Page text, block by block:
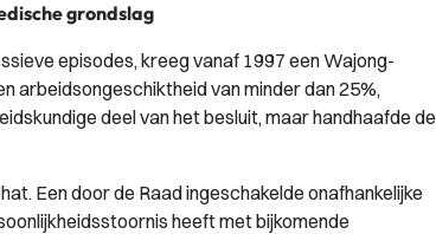
grondslag
episodes, kreeg vanaf 1997 een Wajong-
arbeidsongeschiktheid van minder dan 25%,
deel van het besluit, maar handhaafde de
Een door de Raad ingeschakelde onafhankelijke
heeft met bijkomende